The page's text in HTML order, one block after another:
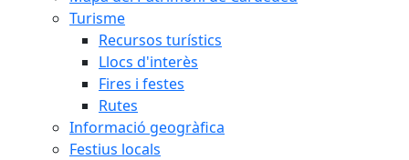
Turisme
Recursos turístics
Llocs d'interès
Fires i festes
Rutes
Informació geogràfica
Festius locals